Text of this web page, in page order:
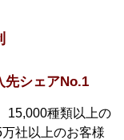
先シェアNo.1
15,000種類以上の
社以上のお客様